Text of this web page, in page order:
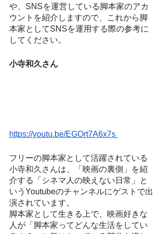
や、SNSを運営している脚本家のアカ
ウントを紹介しますので、これから脚
本家としてSNSを運用する際の参考に
してください。
小寺和久さん
https://youtu.be/EGOrt7A6x7s
フリーの脚本家として活躍されている
小寺和久さんは、「映画の裏側」を紹
介する「シネマ人の映えない日常」と
いうYoutubeのチャンネルにゲストで出
演されています。
脚本家として生きる上で、映画好きな
人が「脚本家ってどんな生活をしてい